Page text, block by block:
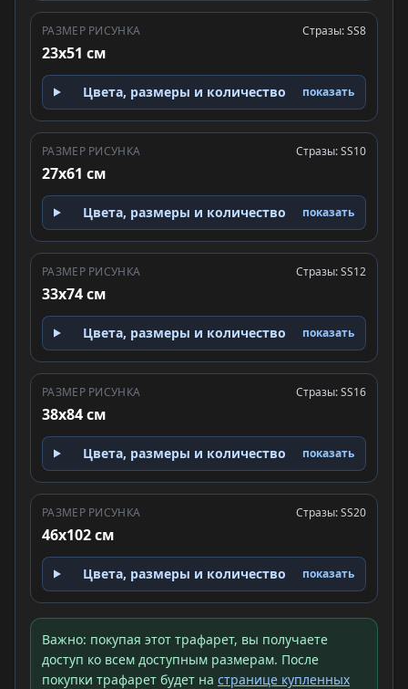
РАЗМЕР РИСУНКА
23x51 см
Стразы: SS8
Цвета, размеры и количество показать
РАЗМЕР РИСУНКА
27x61 см
Стразы: SS10
Цвета, размеры и количество показать
РАЗМЕР РИСУНКА
33x74 см
Стразы: SS12
Цвета, размеры и количество показать
РАЗМЕР РИСУНКА
38x84 см
Стразы: SS16
Цвета, размеры и количество показать
РАЗМЕР РИСУНКА
46x102 см
Стразы: SS20
Цвета, размеры и количество показать
Важно: покупая этот трафарет, вы получаете
доступ ко всем доступным размерам. После
покупки трафарет будет на странице купленных